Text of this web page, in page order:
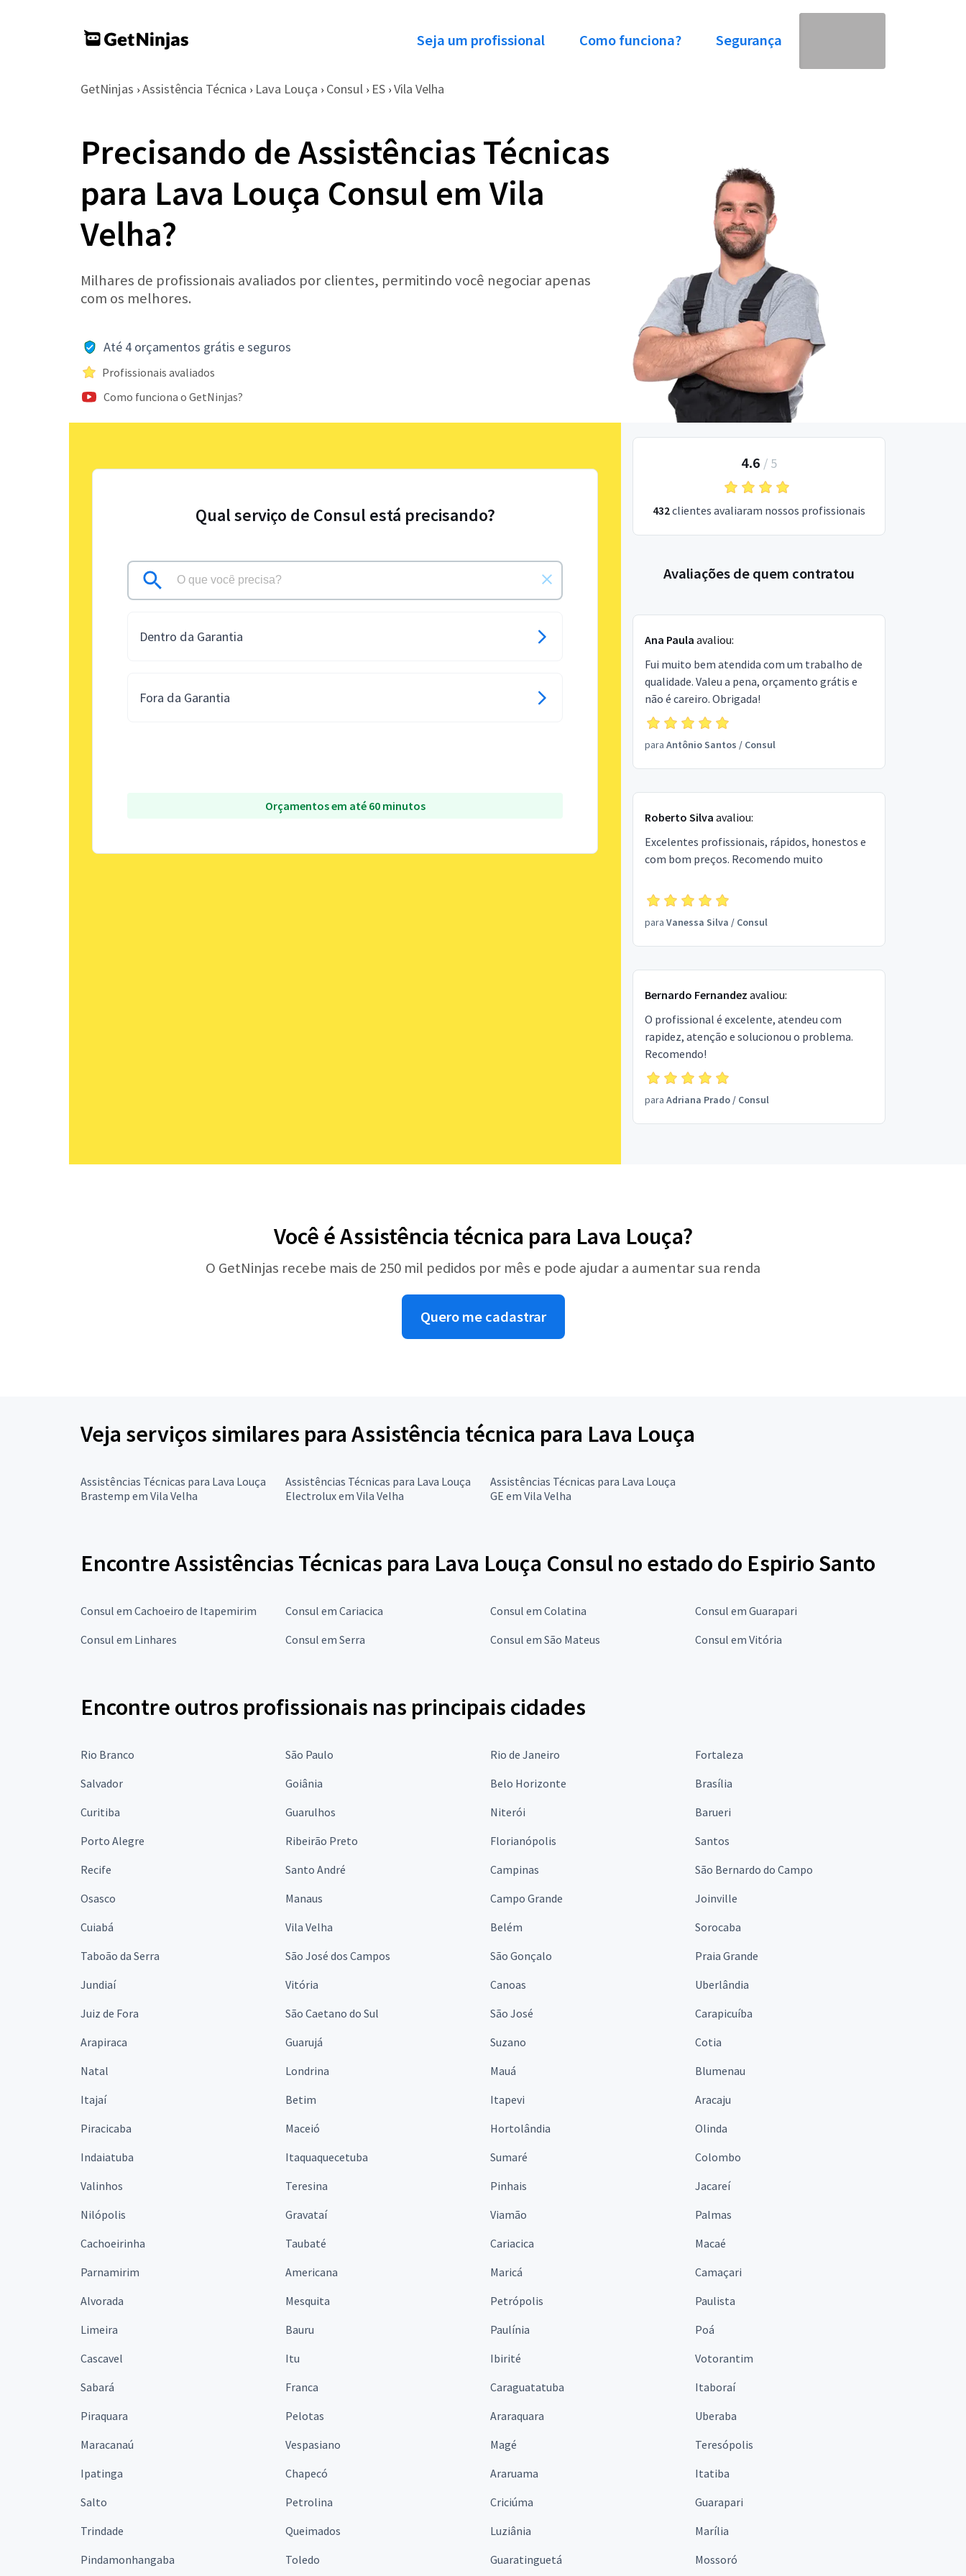
Seja um profissional Como funciona? Segurança
GetNinjas › Assistência Técnica › Lava Louça › Consul › ES › Vila Velha
Precisando de Assistências Técnicas
para Lava Louça Consul em Vila
Velha?
Milhares de profissionais avaliados por clientes, permitindo você negociar apenas
com os melhores.
Até 4 orçamentos grátis e seguros
Profissionais avaliados
Como funciona o GetNinjas?
Qual serviço de Consul está precisando?
Dentro da Garantia
Fora da Garantia
Orçamentos em até 60 minutos
4.6 / 5
432clientes avaliaram nossos profissionais
Avaliações de quem contratou
Ana Paula avaliou:
Fui muito bem atendida com um trabalho de
qualidade. Valeu a pena, orçamento grátis e
não é careiro. Obrigada!
para Antônio Santos / Consul
Roberto Silva avaliou:
Excelentes profissionais, rápidos, honestos e
com bom preços. Recomendo muito
para Vanessa Silva / Consul
Bernardo Fernandez avaliou:
O profissional é excelente, atendeu com
rapidez, atenção e solucionou o problema.
Recomendo!
para Adriana Prado/ Consul
Você é Assistência técnica para Lava Louça?
O GetNinjas recebe mais de 250 mil pedidos por mês e pode ajudar a aumentar sua renda
Quero me cadastrar
Veja serviços similares para Assistência técnica para Lava Louça
Assistências Técnicas para Lava Louça
Brastemp em Vila Velha
Assistências Técnicas para Lava Louça
Electrolux em Vila Velha
Assistências Técnicas para Lava Louça
GE em Vila Velha
Encontre Assistências Técnicas para Lava Louça Consul no estado do Espirio Santo
Consul em Cachoeiro de Itapemirim Consul em Cariacica Consul em Colatina
Consul em Guarapari
Consul em Linhares
Consul em Serra Consul em São Mateus Consul em Vitória
Encontre outros profissionais nas principais cidades
Rio Branco São Paulo Rio de Janeiro
Fortaleza
Salvador
Goiânia Belo Horizonte
Brasília
Curitiba
Guarulhos Niterói
Barueri
Porto Alegre
Ribeirão Preto Florianópolis
Santos
Recife
Santo André Campinas
São Bernardo do Campo
Osasco
Manaus Campo Grande
Joinville
Cuiabá
Vila Velha Belém
Sorocaba
Taboão da Serra
São José dos Campos São Gonçalo
Praia Grande
Jundiaí
Vitória Canoas
Uberlândia
Juiz de Fora
São Caetano do Sul São José
Carapicuíba
Arapiraca
Guarujá Suzano
Cotia
Natal
Londrina Mauá
Blumenau
Itajaí
Betim Itapevi
Aracaju
Piracicaba
Maceió Hortolândia
Olinda
Indaiatuba
Itaquaquecetuba Sumaré
Colombo
Valinhos
Teresina Pinhais
Jacareí
Nilópolis
Gravataí Viamão
Palmas
Cachoeirinha
Taubaté Cariacica
Macaé
Parnamirim
Americana Maricá
Camaçari
Alvorada
Mesquita Petrópolis
Paulista
Limeira
Bauru Paulínia
Poá
Cascavel
Itu Ibirité
Votorantim
Sabará
Franca Caraguatatuba
Itaboraí
Piraquara
Pelotas Araraquara
Uberaba
Maracanaú
Vespasiano Magé
Teresópolis
Ipatinga
Chapecó Araruama
Itatiba
Salto
Petrolina Criciúma
Guarapari
Trindade
Queimados Luziânia
Marília
Pindamonhangaba
Toledo Guaratinguetá Mossoró